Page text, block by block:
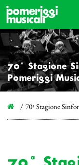
70ª Stagione
Pomeriggi
70ª Stagione